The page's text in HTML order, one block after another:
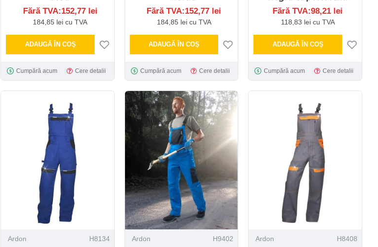
Fără TVA:152,77 lei
184,85 lei cu TVA
ADAUGĂ ÎN COŞ
Cumpără acum Cere detalii
Fără TVA:152,77 lei
184,85 lei cu TVA
ADAUGĂ ÎN COŞ
Cumpără acum Cere detalii
Fără TVA:98,21 lei
118,83 lei cu TVA
ADAUGĂ ÎN COŞ
Cumpără acum Cere detalii
Ardon H8134 Ardon H9402 Ardon H8408